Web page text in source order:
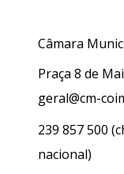
Câmara
Praça 8 de
geral@cm-
239 857 500
nacional)